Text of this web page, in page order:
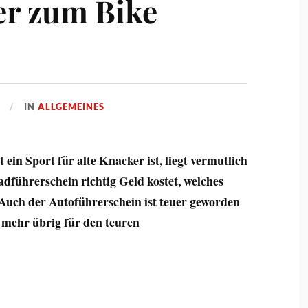
zum Bike
INALLGEMEINES
ein Sport für alte Knacker ist, liegt vermutlich
richtig Geld kostet, welches
der Autoführerschein ist teuer geworden
übrig für den teuren